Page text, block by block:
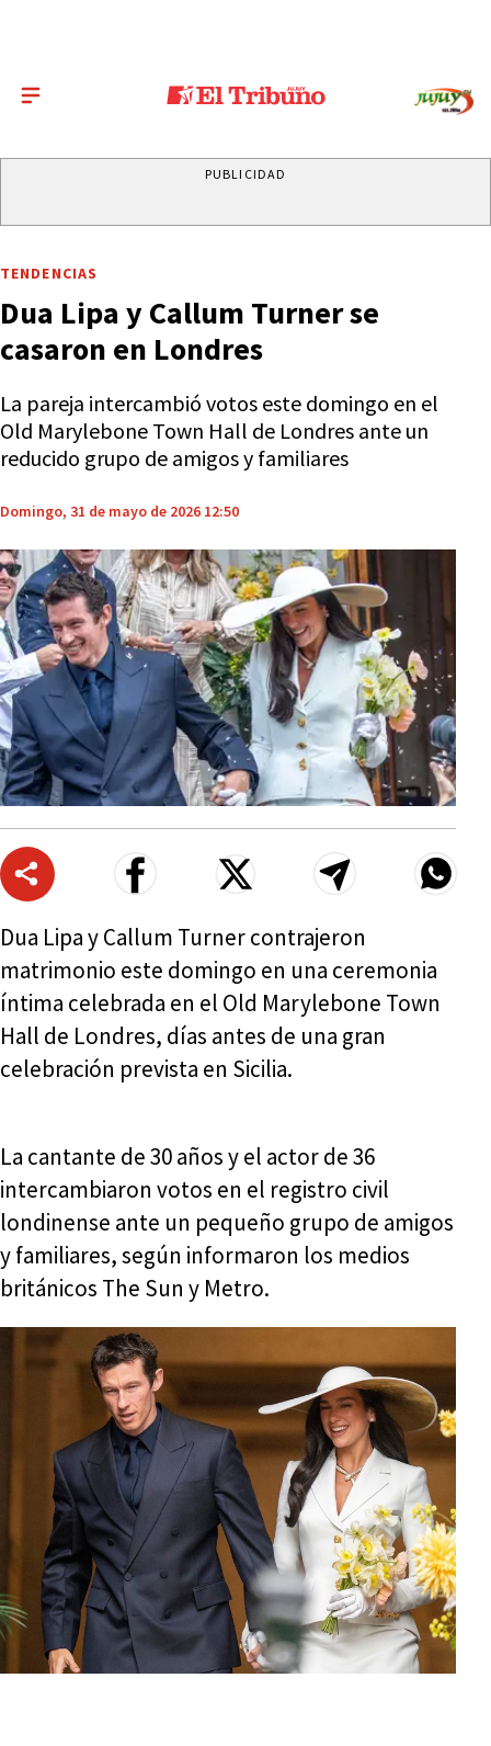
PUBLICIDAD
TENDENCIAS
Dua Lipa y Callum Turner se
casaron en Londres
La pareja intercambió votos este domingo en el
Old Marylebone Town Hall de Londres ante un
reducido grupo de amigos y familiares
Domingo, 31 de mayo de 2026 12:50
Dua Lipa y Callum Turner contrajeron
matrimonio este domingo en una ceremonia
íntima celebrada en el Old Marylebone Town
Hall de Londres, días antes de una gran
celebración prevista en Sicilia.
La cantante de 30 años y el actor de 36
intercambiaron votos en el registro civil
londinense ante un pequeño grupo de amigos
y familiares, según informaron los medios
británicos The Sun y Metro.